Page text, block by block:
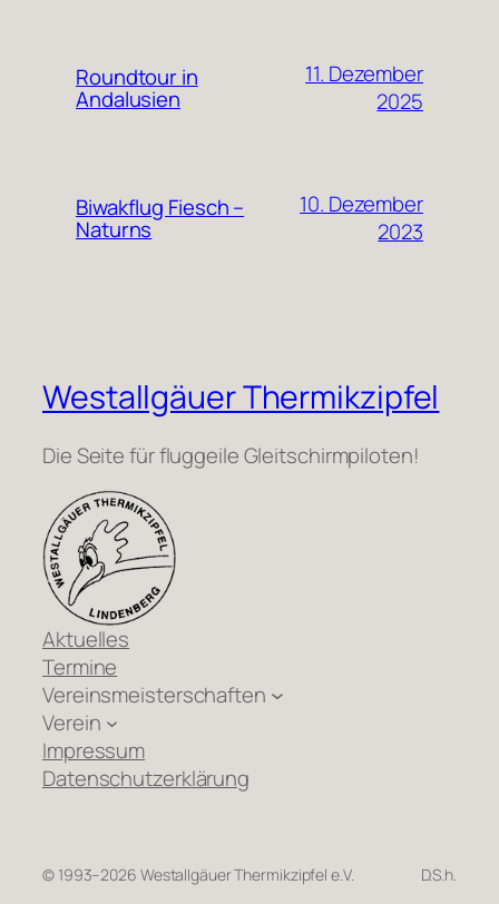
Roundtour in
Andalusien
11. Dezember
2025
Biwakflug Fiesch –
Naturns
10. Dezember
2023
Westallgäuer Thermikzipfel
Die Seite für fluggeile Gleitschirmpiloten!
Aktuelles
Termine
Vereinsmeisterschaften
Verein
Impressum
Datenschutzerklärung
© 1993–2026 Westallgäuer Thermikzipfel e.V. D.S.h.